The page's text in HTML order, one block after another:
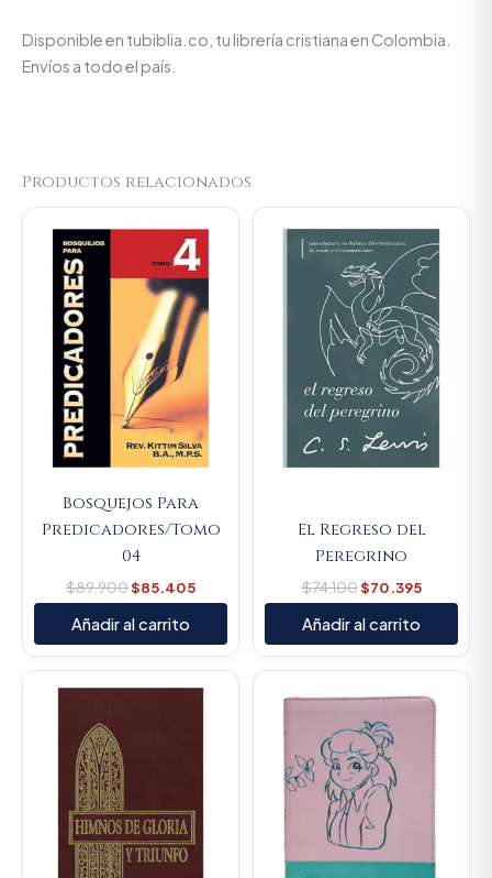
Disponible en tubiblia.co, tu librería cristiana en Colombia.
Envíos a todo el país.
Productos relacionados
Bosquejos Para
Predicadores/Tomo
04
$89.900
price
$89.900.
$85.405
Current
price
is:
$85.405.
Añadir al carrito
El Regreso del
Peregrino
$74.100
price
was:
$74.100.
$70.395
Current
price
is:
$70.395.
Añadir al carrito
Current
price
was:
$107.000.
Current
price
is: